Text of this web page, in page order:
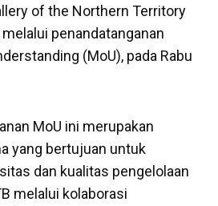
of the Northern Territory
penandatanganan
(MoU), pada Rabu
MoU ini merupakan
yang bertujuan untuk
dan kualitas pengelolaan
melalui kolaborasi